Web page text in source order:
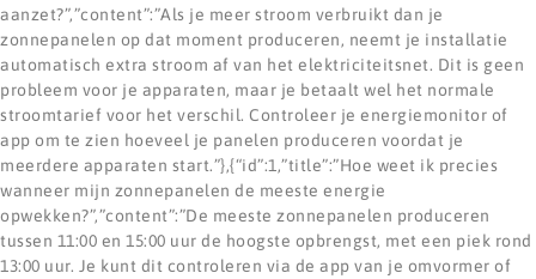
aanzet?”,”content”:”Als je meer stroom verbruikt dan je
zonnepanelen op dat moment produceren, neemt je installatie
automatisch extra stroom af van het elektriciteitsnet. Dit is geen
probleem voor je apparaten, maar je betaalt wel het normale
stroomtarief voor het verschil. Controleer je energiemonitor of
app om te zien hoeveel je panelen produceren voordat je
meerdere apparaten start.”},{“id”:1,”title”:”Hoe weet ik precies
wanneer mijn zonnepanelen de meeste energie
opwekken?”,”content”:”De meeste zonnepanelen produceren
tussen 11:00 en 15:00 uur de hoogste opbrengst, met een piek rond
13:00 uur. Je kunt dit controleren via de app van je omvormer of